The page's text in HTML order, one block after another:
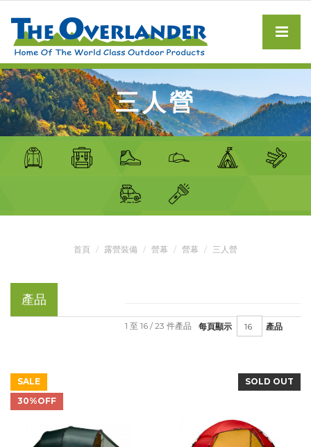
三人營
首頁 露營裝備 營幕 營幕 三人營
產品
每頁顯示 產品
1 至 16 / 23 件產品
SALE
30%OFF
SOLD OUT